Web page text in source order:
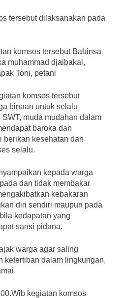
tersebut dilaksanakan pada
komsos tersebut Babinsa
muhammad djaibakal,
Toni, petani
komsos tersebut
binaan untuk selalu
muda mudahan dalam
baroka dan
berikan kesehatan dan
selalu.
kepada warga
dan tidak membakar
kebakaran
diri sendiri maupun pada
kedapatan yang
sansi pidana.
warga agar saling
ketertiban dalam lingkungan,
kegiatan komsos